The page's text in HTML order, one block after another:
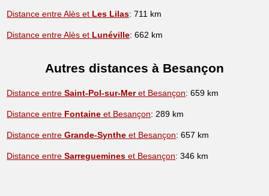
Distance entre Alès et Les Lilas: 711 km
Distance entre Alès et Lunéville: 662 km
Autres distances à Besançon
Distance entreSaint-Pol-sur-Meret Besançon: 659 km
Distance entre Fontaine et Besançon: 289 km
Distance entreGrande-Synthe et Besançon: 657 km
Distance entreSarreguemines et Besançon: 346 km